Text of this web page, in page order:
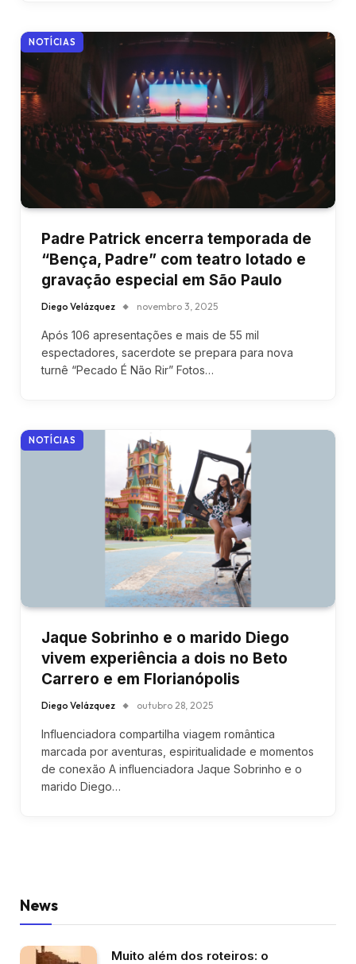
NOTÍCIAS
Padre Patrick encerra temporada de
“Bença, Padre” com teatro lotado e
gravação especial em São Paulo
Diego Velázquez novembro 3, 2025
Após 106 apresentações e mais de 55 mil
espectadores, sacerdote se prepara para nova
turnê “Pecado É Não Rir” Fotos…
NOTÍCIAS
Jaque Sobrinho e o marido Diego
vivem experiência a dois no Beto
Carrero e em Florianópolis
Diego Velázquez outubro 28, 2025
Influenciadora compartilha viagem romântica
marcada por aventuras, espiritualidade e momentos
de conexão A influenciadora Jaque Sobrinho e o
marido Diego…
News
Muito além dos roteiros: o